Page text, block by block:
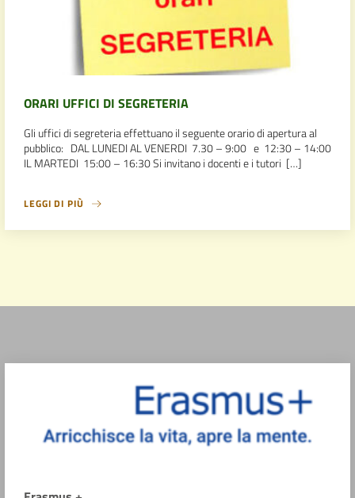
ORARI UFFICI DI SEGRETERIA
Gli uffici di segreteria effettuano il seguente orario di apertura al
pubblico: DAL LUNEDI AL VENERDI 7.30 – 9:00 e 12:30 – 14:00
IL MARTEDI 15:00 – 16:30 Si invitano i docenti e i tutori […]
LEGGI DI PIÙ